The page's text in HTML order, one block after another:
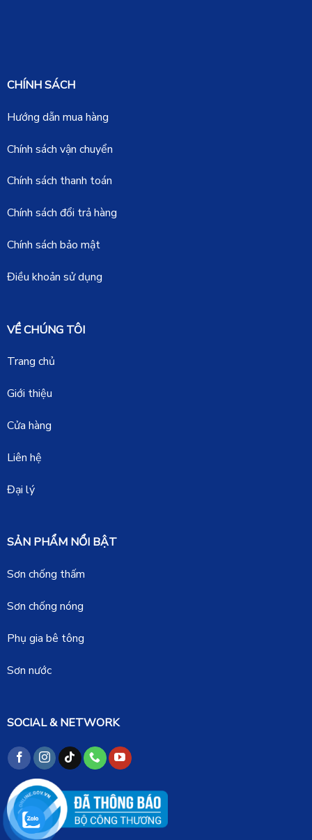
CHÍNH SÁCH
Hướng dẫn mua hàng
Chính sách vận chuyển
Chính sách thanh toán
Chính sách đổi trả hàng
Chính sách bảo mật
Điều khoản sử dụng
VỀ CHÚNG TÔI
Trang chủ
Giới thiệu
Cửa hàng
Liên hệ
Đại lý
SẢN PHẨM NỔI BẬT
Sơn chống thấm
Sơn chống nóng
Phụ gia bê tông
Sơn nước
SOCIAL & NETWORK